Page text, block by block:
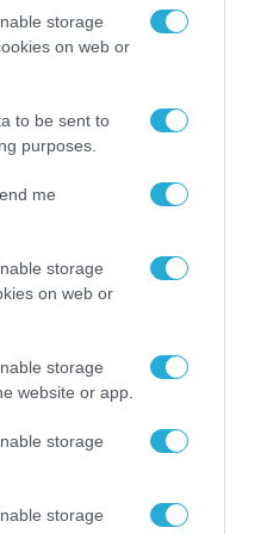
storage
on web or
to be sent to
purposes.
me
storage
on web or
storage
website or app.
storage
storage
αγοράς: Ψηφιακή
Πόλεις, Ψηφιακή
Υποδομές,
να υποβληθούν
γλώσσα, μέσα
. Παρακαλούμε
τους κανονισμούς
προγράμματος πριν
σας.
26 Απριλίου 2020
πληροφορίες,